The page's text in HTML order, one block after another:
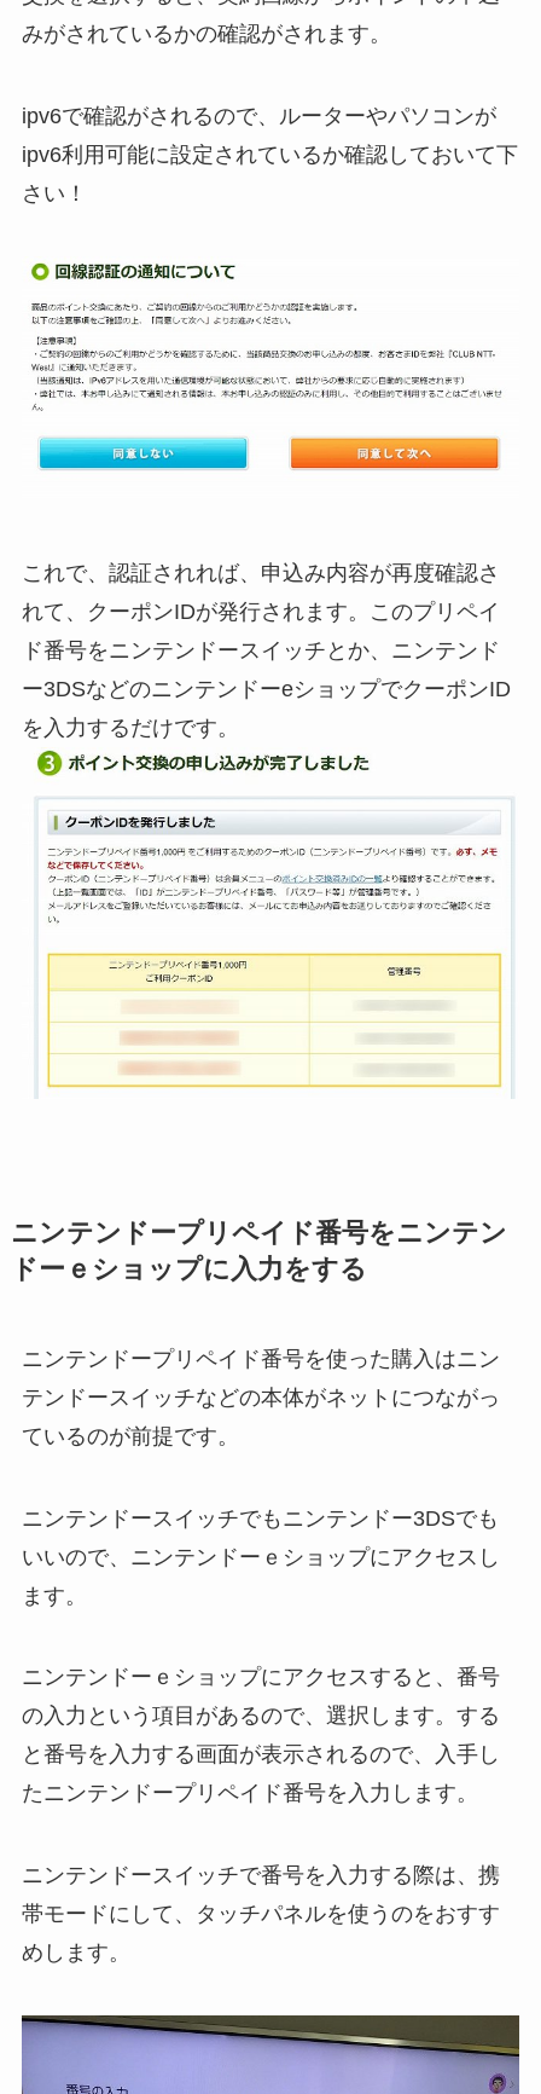
みがされているかの確認がされます。
ipv6で確認がされるので、ルーターやパソコンが
ipv6利用可能に設定されているか確認しておいて下
さい！
これで、認証されれば、申込み内容が再度確認さ
れて、クーポンIDが発行されます。このプリペイ
ド番号をニンテンドースイッチとか、ニンテンド
ー3DSなどのニンテンドーeショップでクーポンID
を入力するだけです。
ニンテンドープリペイド番号をニンテン
ドーｅショップに入力をする
ニンテンドープリペイド番号を使った購入はニン
テンドースイッチなどの本体がネットにつながっ
ているのが前提です。
ニンテンドースイッチでもニンテンドー3DSでも
いいので、ニンテンドーｅショップにアクセスし
ます。
ニンテンドーｅショップにアクセスすると、番号
の入力という項目があるので、選択します。する
と番号を入力する画面が表示されるので、入手し
たニンテンドープリペイド番号を入力します。
ニンテンドースイッチで番号を入力する際は、携
帯モードにして、タッチパネルを使うのをおすす
めします。